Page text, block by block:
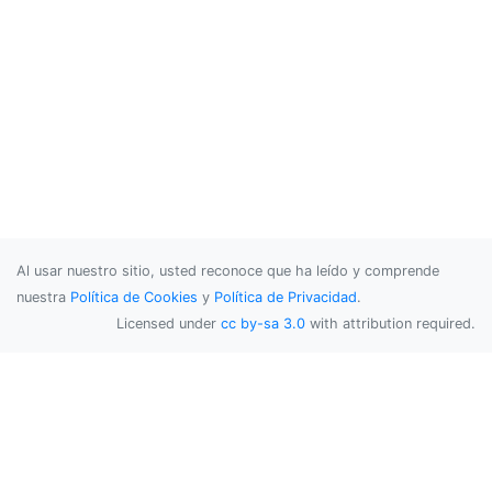
Al usar nuestro sitio, usted reconoce que ha leído y comprende
nuestra Política de Cookies y Política de Privacidad.
Licensed under cc by-sa 3.0 with attribution required.